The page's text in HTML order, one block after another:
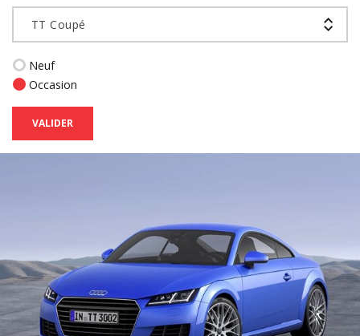
TT Coupé
Neuf
Occasion
VALIDER